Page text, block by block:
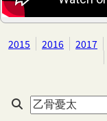
2015 2016 2017